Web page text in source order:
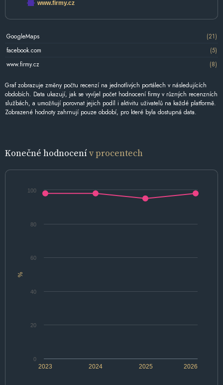
www.firmy.cz
GoogleMaps
(21)
facebook.com
(5)
www.firmy.cz
(8)
Graf zobrazuje změny počtu recenzí na jednotlivých portálech v následujících
obdobích. Data ukazují, jak se vyvíjel počet hodnocení firmy v různých recenzních
službách, a umožňují porovnat jejich podíl i aktivitu uživatelů na každé platformě.
Zobrazené hodnoty zahrnují pouze období, pro které byla dostupná data.
Konečné hodnocenív procentech
%
2024 2026
2023 2025
0
20
40
60
80
100